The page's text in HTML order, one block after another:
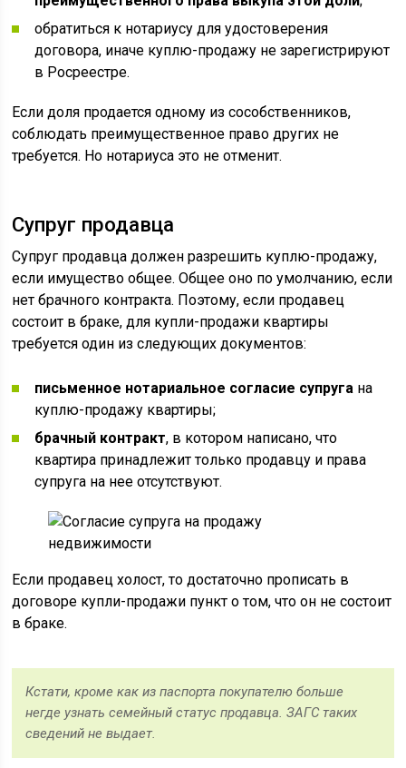
обратиться к нотариусу для удостоверения
договора, иначе куплю-продажу не зарегистрируют
в Росреестре.
Если доля продается одному из сособственников,
соблюдать преимущественное право других не
требуется. Но нотариуса это не отменит.
Супруг продавца
Супруг продавца должен разрешить куплю-продажу,
если имущество общее. Общее оно по умолчанию, если
нет брачного контракта. Поэтому, если продавец
состоит в браке, для купли-продажи квартиры
требуется один из следующих документов:
письменное нотариальное согласие супруга на
куплю-продажу квартиры;
брачный контракт, в котором написано, что
квартира принадлежит только продавцу и права
супруга на нее отсутствуют.
Если продавец холост, то достаточно прописать в
договоре купли-продажи пункт о том, что он не состоит
в браке.
Кстати, кроме как из паспорта покупателю больше
негде узнать семейный статус продавца. ЗАГС таких
сведений не выдает.